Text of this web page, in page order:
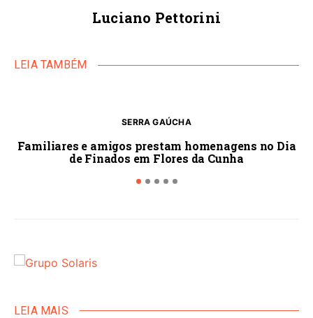
Luciano Pettorini
LEIA TAMBÉM
SERRA GAÚCHA
Familiares e amigos prestam homenagens no Dia
de Finados em Flores da Cunha
LEIA MAIS